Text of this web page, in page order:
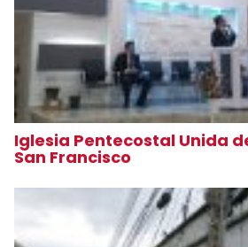
Iglesia Pentecostal Unida
San Francisco